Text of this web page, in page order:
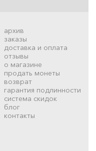
архив
заказы
доставка и оплата
отзывы
о магазине
продать монеты
возврат
гарантия подлинности
система скидок
блог
контакты